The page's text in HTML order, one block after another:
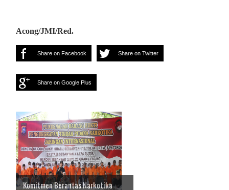
Acong/JMI/Red.
Share on Facebook Share on Twitter
Share on Google Plus
Komitmen Berantas Narkotika